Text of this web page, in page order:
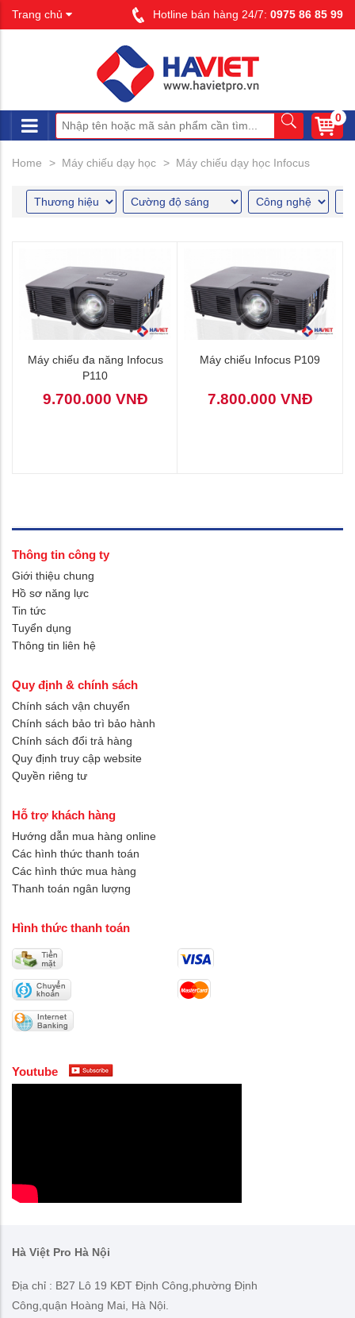
Trang chủ Hotline bán hàng 24/7: 0975 86 85 99
0
Home Máy chiếu dạy học Máy chiếu dạy học Infocus
Máy chiếu đa năng Infocus
P110
9.700.000 VNĐ
Máy chiếu Infocus P109
7.800.000 VNĐ
Thông tin công ty
Giới thiệu chung
Hồ sơ năng lực
Tin tức
Tuyển dụng
Thông tin liên hệ
Quy định & chính sách
Chính sách vận chuyển
Chính sách bảo trì bảo hành
Chính sách đổi trả hàng
Quy định truy cập website
Quyền riêng tư
Hỗ trợ khách hàng
Hướng dẫn mua hàng online
Các hình thức thanh toán
Các hình thức mua hàng
Thanh toán ngân lượng
Hình thức thanh toán
Youtube
Hà Việt Pro Hà Nội
Địa chỉ : B27 Lô 19 KĐT Định Công,phường Định
Công,quận Hoàng Mai, Hà Nội.